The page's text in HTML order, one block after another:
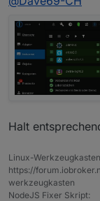
Halt
Linux-
https://
werkzeugkasten
NodeJS Fixer Skript: